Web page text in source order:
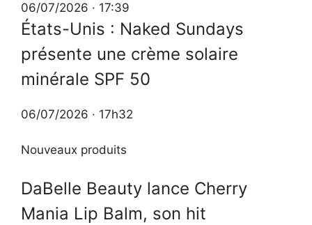
06/07/2026 · 17:39
États-Unis : Naked Sundays
présente une crème solaire
minérale SPF 50
06/07/2026 · 17h32
Nouveaux produits
DaBelle Beauty lance Cherry
Mania Lip Balm, son hit